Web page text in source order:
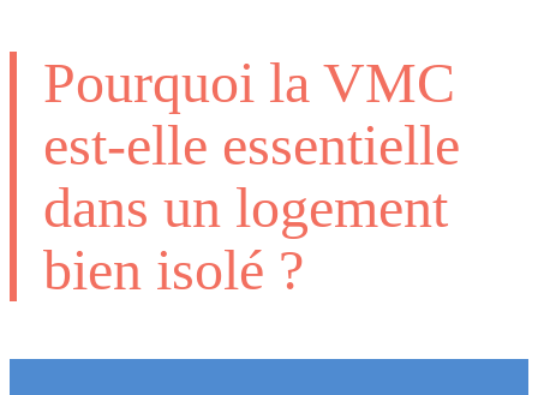
Pourquoi la VMC
est-elle essentielle
dans un logement
bien isolé ?